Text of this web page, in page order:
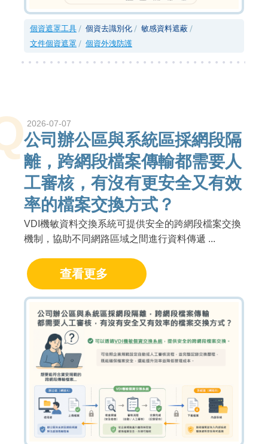
個資遮罩工具 個資去識別化
敏感資料遮蔽
文件個資遮罩
個資外洩防護
2026-07-07
公司辦公區與系統區採網段隔
離，跨網段檔案傳輸都需要人
工審核，有沒有更安全又有效
率的檔案交換方式？
VDI機敏資料交換系統可提供安全的跨網段檔案交換
機制，協助不同網路區域之間進行資料傳遞 ...
查看更多